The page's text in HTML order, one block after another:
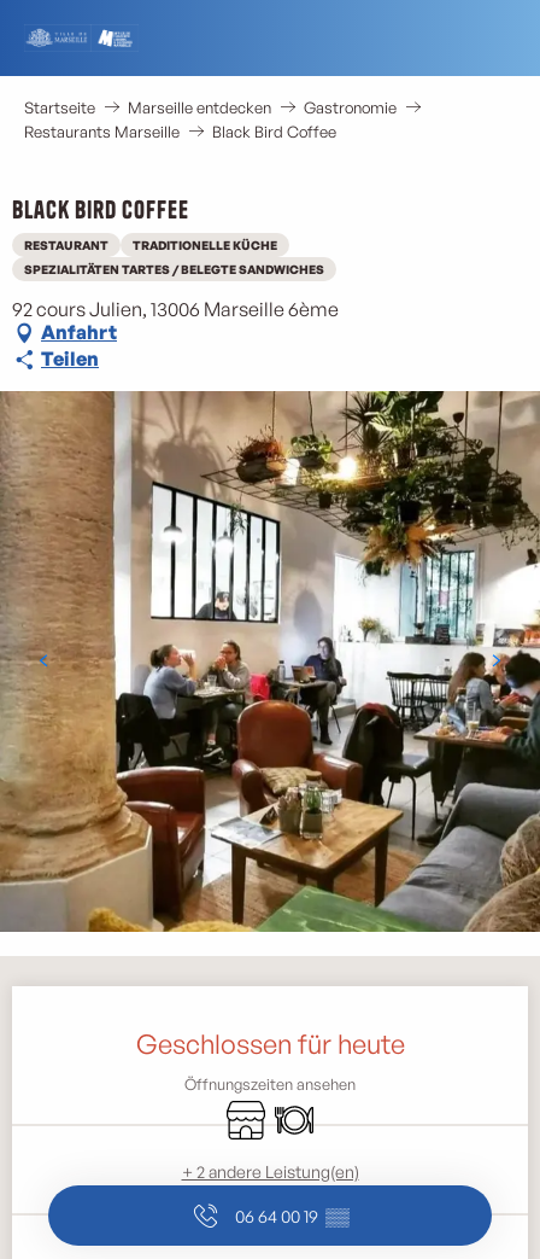
contenu
principal
Startseite Marseille entdecken
Gastronomie
Restaurants Marseille
Black Bird Coffee
Black Bird Coffee
RESTAURANT
TRADITIONELLE KÜCHE
SPEZIALITÄTEN TARTES / BELEGTE SANDWICHES
92 cours Julien, 13006 Marseille 6ème
Anfahrt
Teilen
Geschlossen für heute
Öffnungszeiten ansehen
Shop Restaurant
+ 2 andere Leistung(en)
06 64 00 19 ▒▒